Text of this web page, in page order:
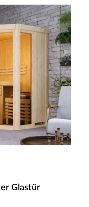
Glastür